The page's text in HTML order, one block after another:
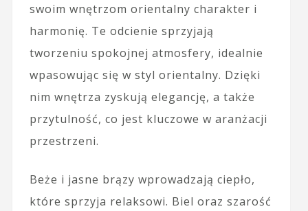
swoim wnętrzom orientalny charakter i
harmonię. Te odcienie sprzyjają
tworzeniu spokojnej atmosfery, idealnie
wpasowując się w styl orientalny. Dzięki
nim wnętrza zyskują elegancję, a także
przytulność, co jest kluczowe w aranżacji
przestrzeni.
Beże i jasne brązy wprowadzają ciepło,
które sprzyja relaksowi. Biel oraz szarość